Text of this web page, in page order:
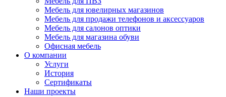
Мебель для ювелирных магазинов
Мебель для продажи телефонов и аксессуаров
Мебель для салонов оптики
Мебель для магазина обуви
Офисная мебель
О компании
Услуги
История
Сертификаты
Наши проекты